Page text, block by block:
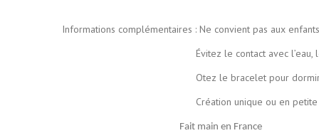
Informations complémentaires : Ne convient pas aux
Évitez le contact avec l’eau, le
Otez le bracelet pour dormir et lors
Création unique ou en petite série de
Fait main en France